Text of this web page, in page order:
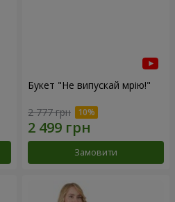
Букет "Не випускай мрію!"
2 777 грн
Замовити